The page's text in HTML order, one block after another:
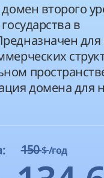
второго
в
для
домена для
150$ /год